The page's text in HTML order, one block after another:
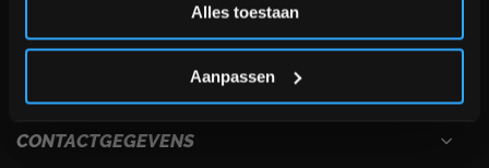
Alles toestaan
Aanpassen
CONTACTGEGEVENS
*Verzendkosten vallen buiten de korting